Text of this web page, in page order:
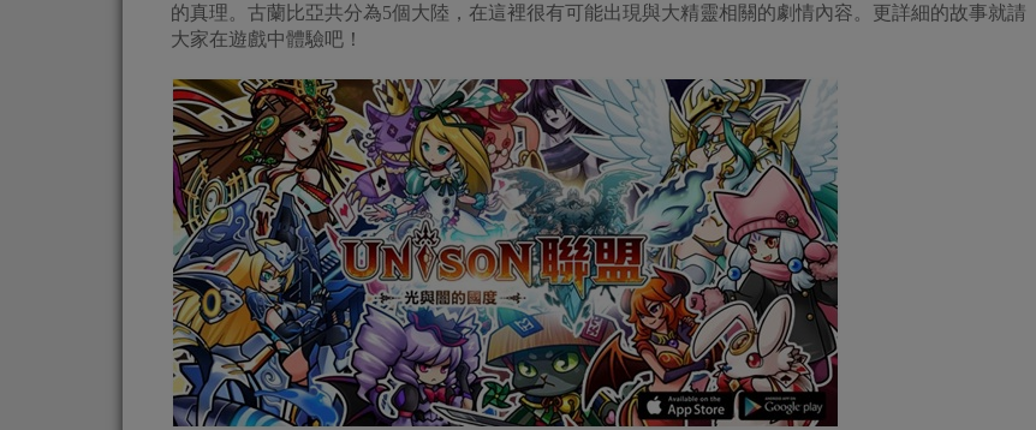
的真理。古蘭比亞共分為5個大陸，在這裡很有可能出現與大精靈相關的劇情內容。更詳細的故事就請
大家在遊戲中體驗吧！